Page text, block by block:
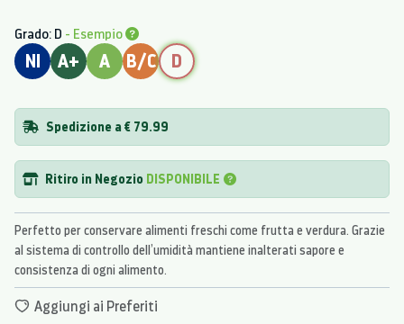
Grado: D - Esempio
NI A+ A B/C D
Spedizione a € 79.99
Ritiro in Negozio DISPONIBILE
Perfetto per conservare alimenti freschi come frutta e verdura. Grazie
al sistema di controllo dell’umidità mantiene inalterati sapore e
consistenza di ogni alimento.
Aggiungi ai Preferiti